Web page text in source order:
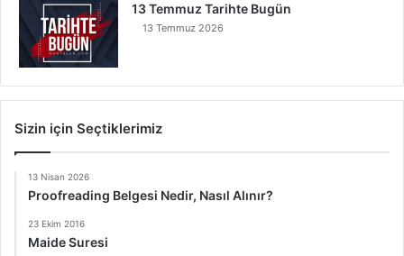
13 Temmuz Tarihte Bugün
13 Temmuz 2026
Sizin için Seçtiklerimiz
13 Nisan 2026
Proofreading Belgesi Nedir, Nasıl Alınır?
23 Ekim 2016
Maide Suresi